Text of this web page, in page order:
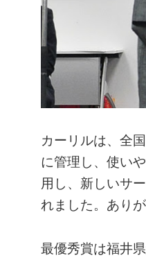
カーリルは、全
に管理し、使い
用し、新しいサ
れました。あり
最優秀賞は福井